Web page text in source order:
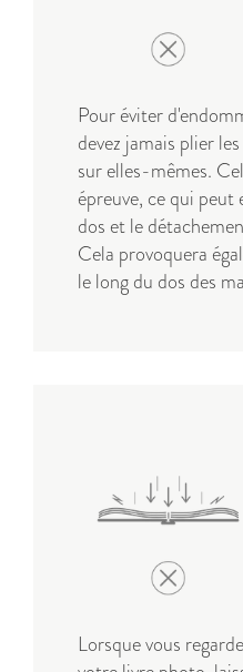
Pour éviter
devez jamais plier
sur elles-mêmes.
épreuve, ce qui
dos et le
Cela provoquera
le long du dos des
Lorsque vous